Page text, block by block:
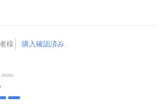
様
購入確認済み